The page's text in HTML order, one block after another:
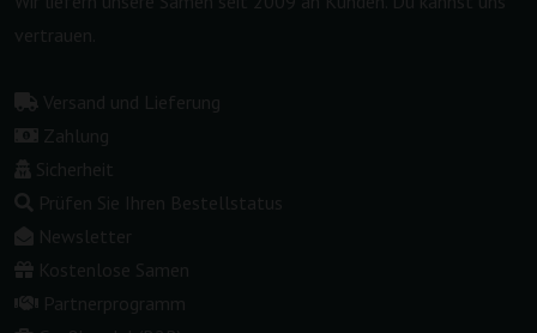
vertrauen.
Versand und Lieferung
Zahlung
Sicherheit
Prüfen Sie Ihren Bestellstatus
Newsletter
Kostenlose Samen
Partnerprogramm